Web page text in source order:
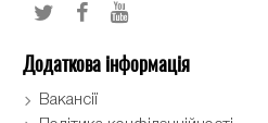
Додаткова інформація
Вакансії